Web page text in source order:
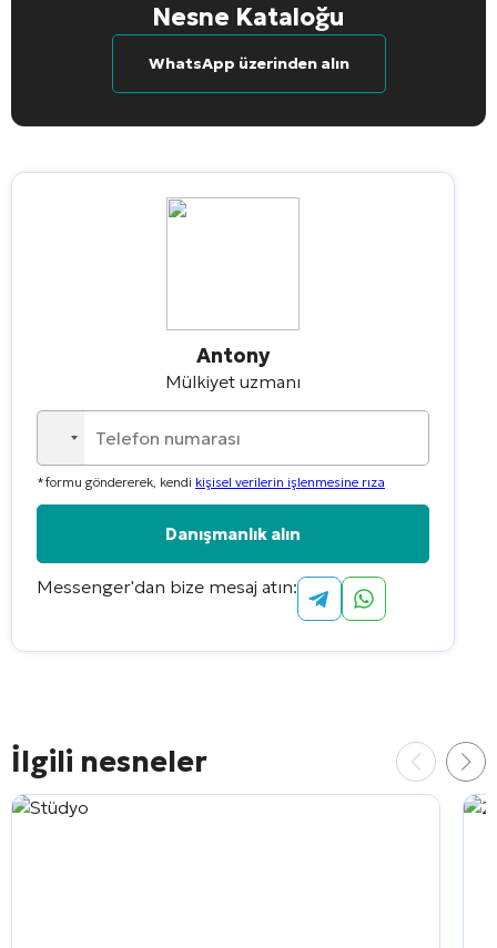
Nesne Kataloğu
WhatsApp üzerinden alın
Antony
Mülkiyet uzmanı
No
country
selected
*formu göndererek, kendi kişisel verilerin işlenmesine rıza
Alternative:
Messenger'dan bize mesaj atın:
İlgili nesneler